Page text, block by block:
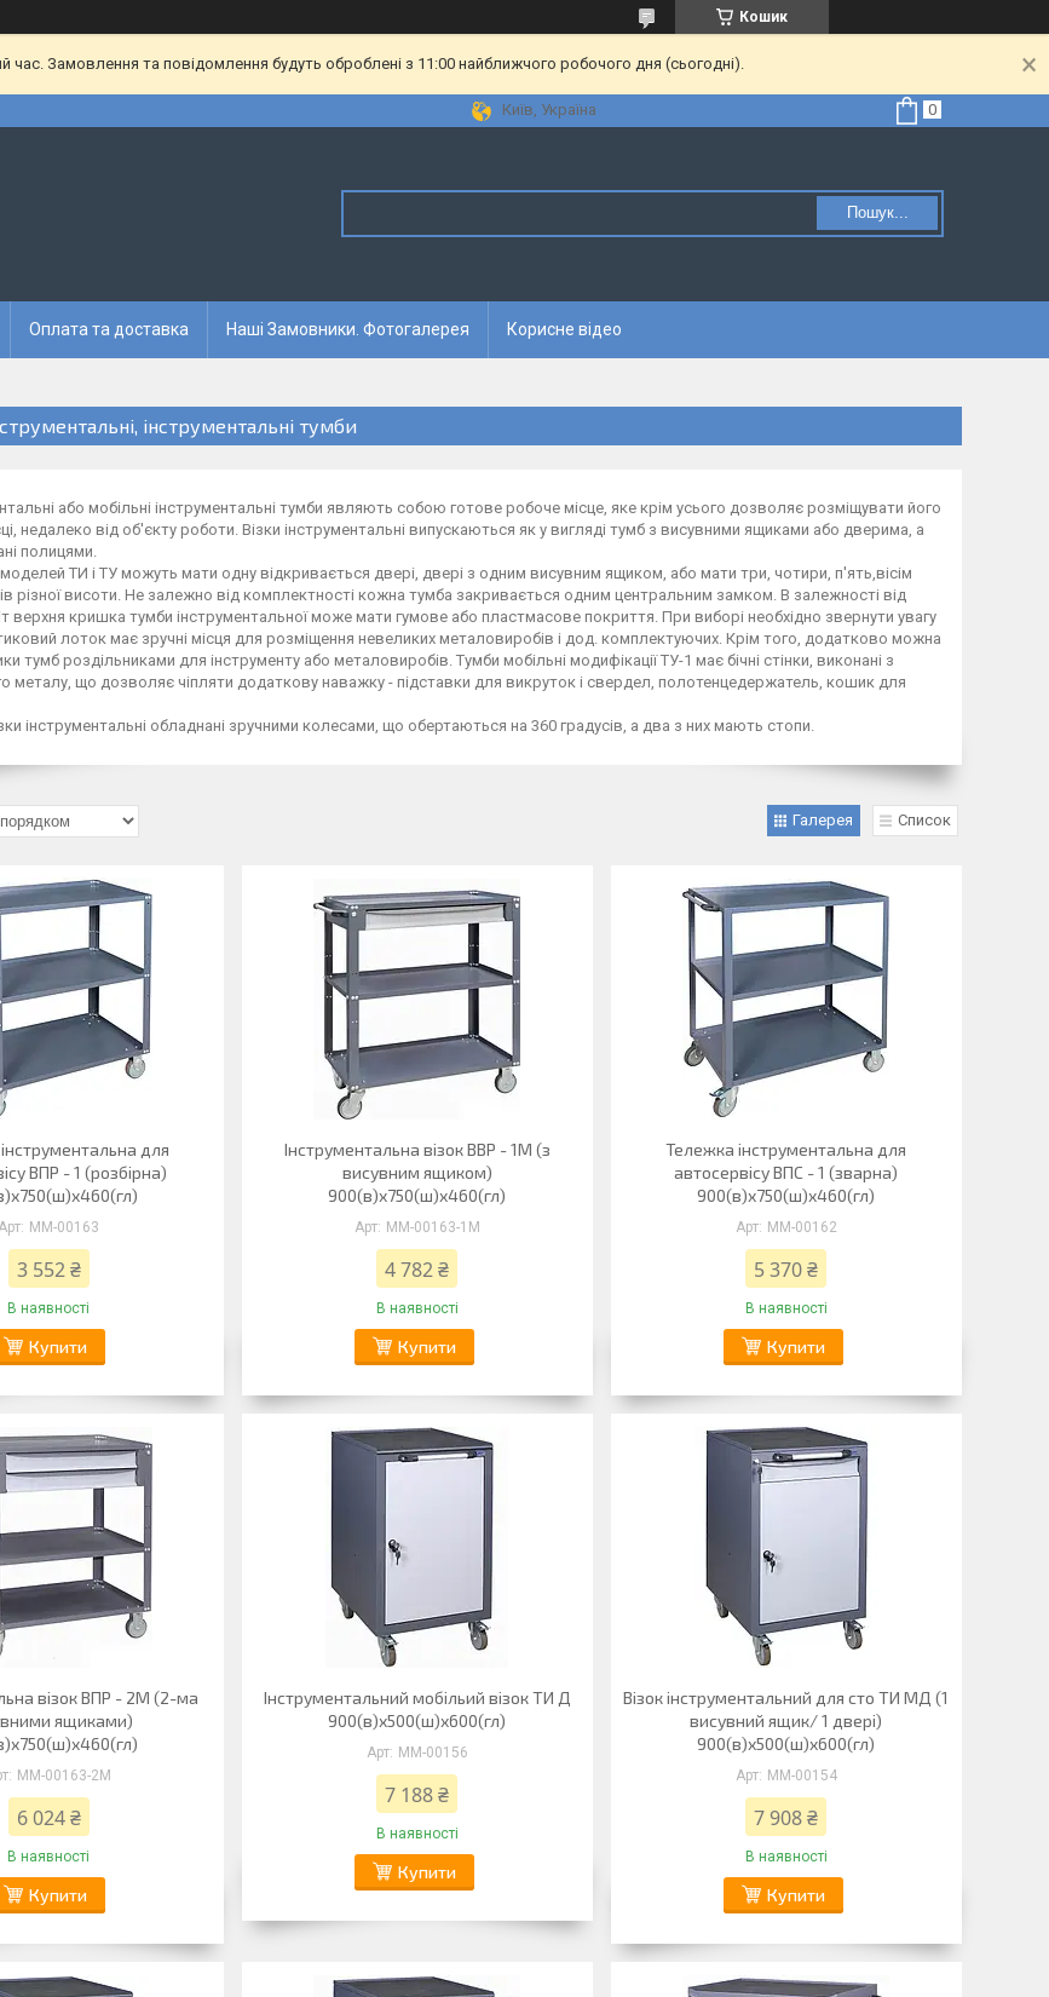
Кошик
час. Замовлення та повідомлення будуть оброблені з 11:00 найближчого робочого дня (сьогодні).
Київ, Україна
Пошук...
Оплата та доставка Наші Замовники. Фотогалерея Корисне відео
інструментальні тумби
або мобільні інструментальні тумби являють собою готове робоче місце, яке крім усього дозволяє розміщувати його
недалеко від об'єкту роботи. Візки інструментальні випускаються як у вигляді тумб з висувними ящиками або дверима, а
полицями.
моделей ТИ і ТУ можуть мати одну відкривається двері, двері з одним висувним ящиком, або мати три, чотири, п'ять,вісім
різної висоти. Не залежно від комплектності кожна тумба закривається одним центральним замком. В залежності від
верхня кришка тумби інструментальної може мати гумове або пластмасове покриття. При виборі необхідно звернути увагу
лоток має зручні місця для розміщення невеликих металовиробів і дод. комплектуючих. Крім того, додатково можна
тумб роздільниками для інструменту або металовиробів. Тумби мобільні модифікації ТУ-1 має бічні стінки, виконані з
металу, що дозволяє чіпляти додаткову наважку - підставки для викруток і свердел, полотенцедержатель, кошик для
інструментальні обладнані зручними колесами, що обертаються на 360 градусів, а два з них мають стопи.
Галерея Список
для
ВПР - 1 (розбірна)
ММ-00163
3 552 ₴
В наявності
Купити
Інструментальна візок ВВР - 1М (з
висувним ящиком)
900(в)х750(ш)х460(гл)
ММ-00163-1М
4 782 ₴
В наявності
Купити
Тележка інструментальна для
автосервісу ВПС - 1 (зварна)
900(в)х750(ш)х460(гл)
ММ-00162
5 370 ₴
В наявності
Купити
візок ВПР - 2М (2-ма
ящиками)
ММ-00163-2М
6 024 ₴
В наявності
Купити
Інструментальний мобільий візок ТИ Д
900(в)х500(ш)х600(гл)
ММ-00156
7 188 ₴
В наявності
Купити
Візок інструментальний для сто ТИ МД (1
висувний ящик/ 1 двері)
900(в)х500(ш)х600(гл)
ММ-00154
7 908 ₴
В наявності
Купити